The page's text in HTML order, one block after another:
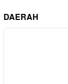
DAERAH